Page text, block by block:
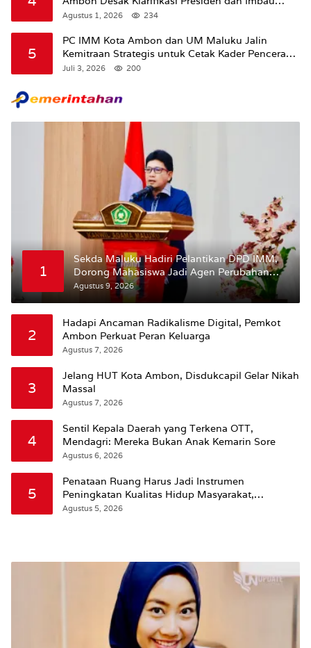
Tunda Pengibaran Bendera Merah Putih Di
Agustus 1, 2026 234
5
PC IMM Kota Ambon dan UM Maluku Jalin
Kemitraan Strategis untuk Cetak Kader Pencerah
Bangsa “Membangun Peradaban dari Kampus”
Juli 3, 2026 200
1
Sekda Maluku Hadiri Pelantikan DPD IMM,
Dorong Mahasiswa Jadi Agen Perubahan
dan Mitra Strategis Pemerintah
Agustus 9, 2026
2
Hadapi Ancaman Radikalisme Digital, Pemkot
Ambon Perkuat Peran Keluarga
Agustus 7, 2026
3
Jelang HUT Kota Ambon, Disdukcapil Gelar Nikah
Massal
Agustus 7, 2026
4
Sentil Kepala Daerah yang Terkena OTT,
Mendagri: Mereka Bukan Anak Kemarin Sore
Agustus 6, 2026
5
Penataan Ruang Harus Jadi Instrumen
Peningkatan Kualitas Hidup Masyarakat,
Wattimena: Revisi RT-RW Ditetapkan Pemkot
Agustus 5, 2026